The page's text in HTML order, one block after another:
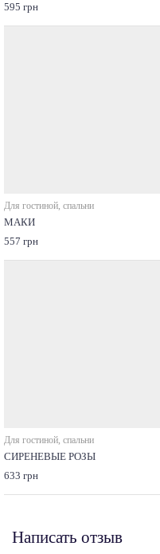
595 грн
Для гостиной, спальни
МАКИ
557 грн
Для гостиной, спальни
СИРЕНЕВЫЕ РОЗЫ
633 грн
Написать отзыв